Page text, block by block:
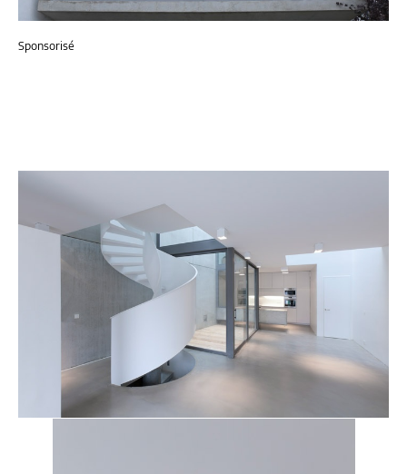
Sponsorisé